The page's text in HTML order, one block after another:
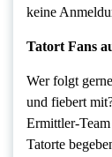
keine
Tatort Fans
Wer folgt
und fiebert
Ermittler-
Tatorte